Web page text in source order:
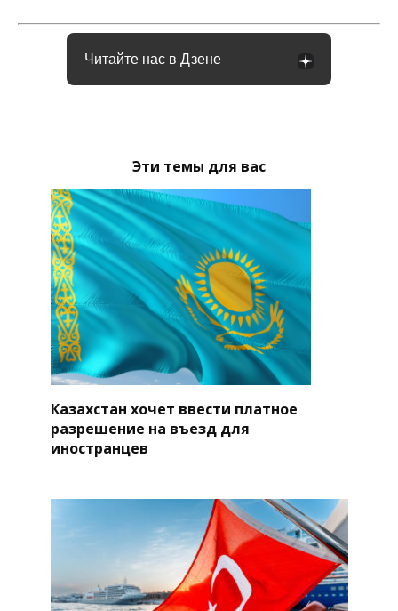
Читайте нас в Дзене
Эти темы для вас
Казахстан хочет ввести платное
разрешение на въезд для
иностранцев